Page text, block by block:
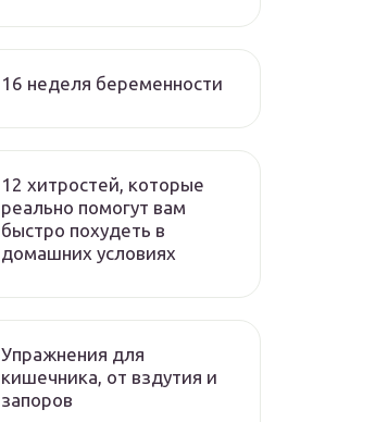
16 неделя беременности
12 хитростей, которые
реально помогут вам
быстро похудеть в
домашних условиях
Упражнения для
кишечника, от вздутия и
запоров